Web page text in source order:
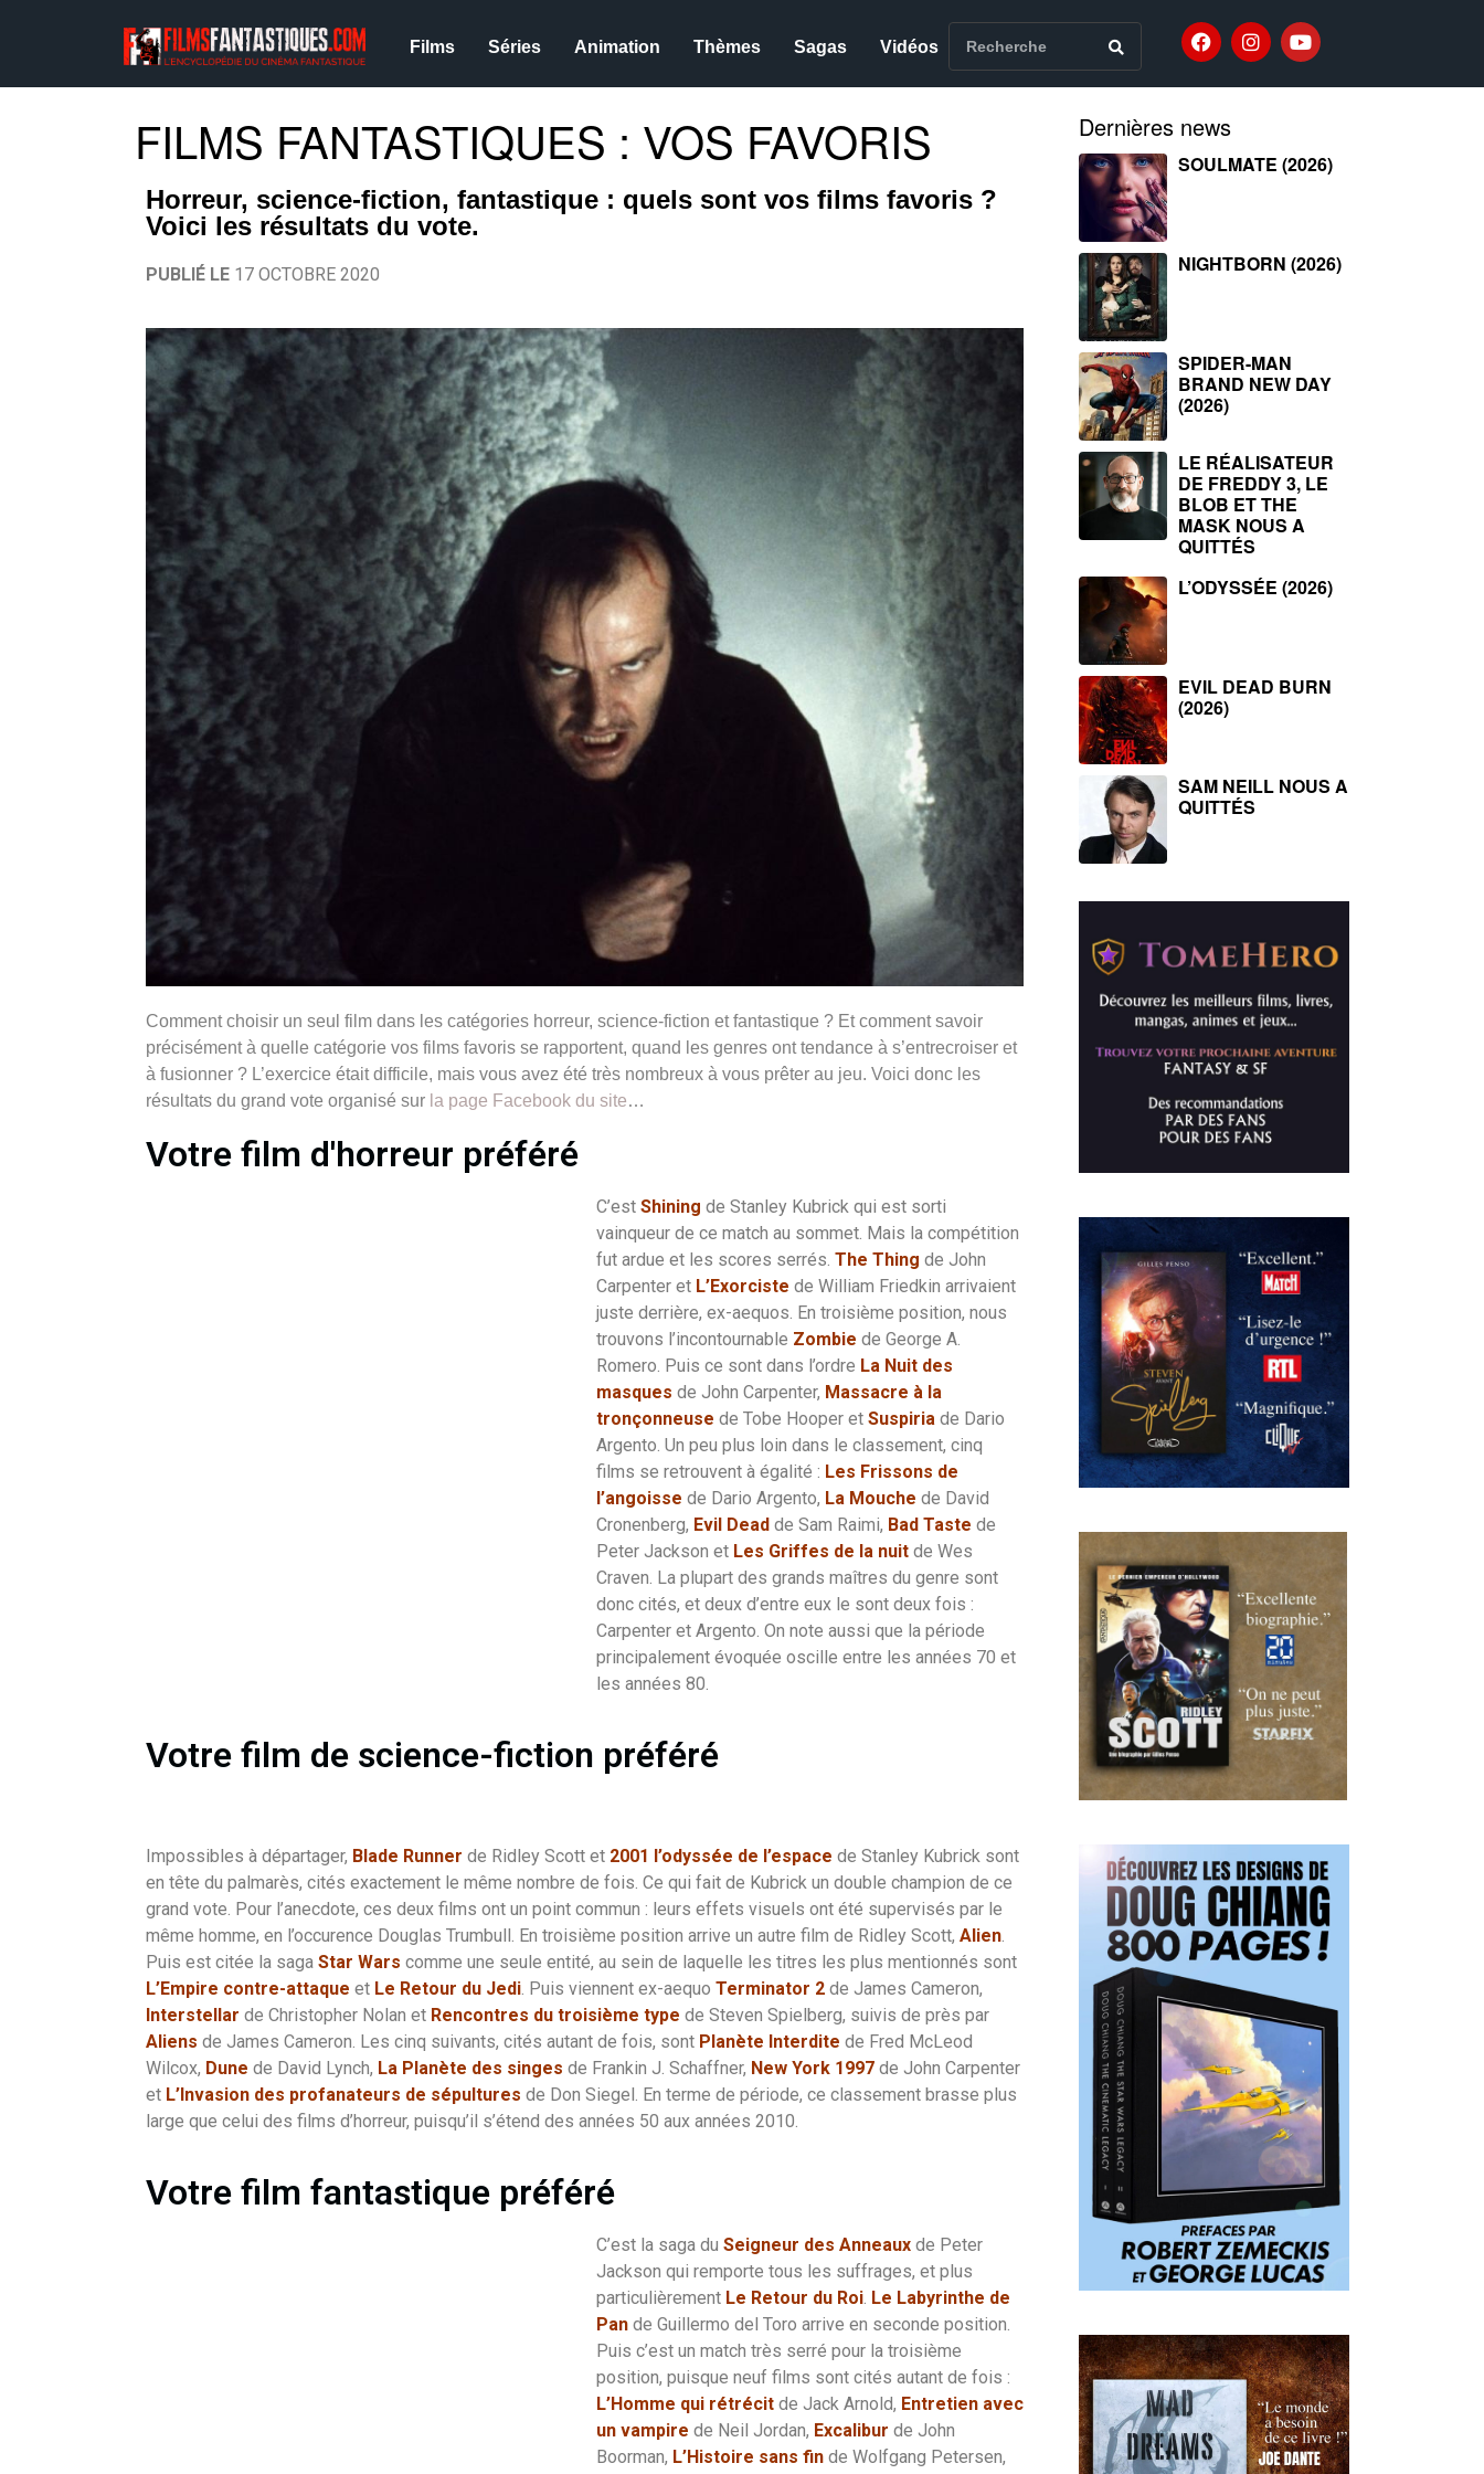
Films Séries Animation Thèmes Sagas Vidéos
FILMS FANTASTIQUES : VOS FAVORIS
Horreur, science-fiction, fantastique : quels sont vos films favoris ?
Voici les résultats du vote.
PUBLIÉ LE 17 OCTOBRE 2020
Comment choisir un seul film dans les catégories horreur, science-fiction et fantastique ? Et comment savoir
précisément à quelle catégorie vos films favoris se rapportent, quand les genres ont tendance à s’entrecroiser et
à fusionner ? L’exercice était difficile, mais vous avez été très nombreux à vous prêter au jeu. Voici donc les
résultats du grand vote organisé sur la page Facebook du site…
Votre film d'horreur préféré
C’est Shining de Stanley Kubrick qui est sorti
vainqueur de ce match au sommet. Mais la compétition
fut ardue et les scores serrés. The Thing de John
Carpenter et L’Exorciste de William Friedkin arrivaient
juste derrière, ex-aequos. En troisième position, nous
trouvons l’incontournable Zombie de George A.
Romero. Puis ce sont dans l’ordre La Nuit des
masques de John Carpenter, Massacre à la
tronçonneuse de Tobe Hooper et Suspiriade Dario
Argento. Un peu plus loin dans le classement, cinq
films se retrouvent à égalité : Les Frissons de
l’angoisse de Dario Argento, La Mouche de David
Cronenberg, Evil Dead de Sam Raimi, Bad Taste de
Peter Jackson et Les Griffes de la nuitde Wes
Craven. La plupart des grands maîtres du genre sont
donc cités, et deux d’entre eux le sont deux fois :
Carpenter et Argento. On note aussi que la période
principalement évoquée oscille entre les années 70 et
les années 80.
Votre film de science-fiction préféré
Impossibles à départager, Blade Runner de Ridley Scott et 2001 l’odyssée de l’espace de Stanley Kubrick sont
en tête du palmarès, cités exactement le même nombre de fois. Ce qui fait de Kubrick un double champion de ce
grand vote. Pour l’anecdote, ces deux films ont un point commun : leurs effets visuels ont été supervisés par le
même homme, en l’occurence Douglas Trumbull. En troisième position arrive un autre film de Ridley Scott, Alien.
Puis est citée la saga Star Wars comme une seule entité, au sein de laquelle les titres les plus mentionnés sont
L’Empire contre-attaque et Le Retour du Jedi. Puis viennent ex-aequo Terminator 2 de James Cameron,
Interstellar de Christopher Nolan et Rencontres du troisième type de Steven Spielberg, suivis de près par
Aliens de James Cameron. Les cinq suivants, cités autant de fois, sont Planète Interdite de Fred McLeod
Wilcox, Dune de David Lynch, La Planète des singes de Frankin J. Schaffner, New York 1997 de John Carpenter
et L’Invasion des profanateurs de sépultures de Don Siegel. En terme de période, ce classement brasse plus
large que celui des films d’horreur, puisqu’il s’étend des années 50 aux années 2010.
Votre film fantastique préféré
C’est la saga du Seigneur des Anneauxde Peter
Jackson qui remporte tous les suffrages, et plus
particulièrement Le Retour du Roi. Le Labyrinthe de
Pande Guillermo del Toro arrive en seconde position.
Puis c’est un match très serré pour la troisième
position, puisque neuf films sont cités autant de fois :
L’Homme qui rétrécitde Jack Arnold, Entretien avec
un vampire de Neil Jordan, Excalibur de John
Boorman, L’Histoire sans fin de Wolfgang Petersen,
Dernières news
SOULMATE (2026)
NIGHTBORN (2026)
SPIDER-MAN
BRAND NEW DAY
(2026)
LE RÉALISATEUR
DE FREDDY 3, LE
BLOB ET THE
MASK NOUS A
QUITTÉS
L’ODYSSÉE (2026)
EVIL DEAD BURN
(2026)
SAM NEILL NOUS A
QUITTÉS